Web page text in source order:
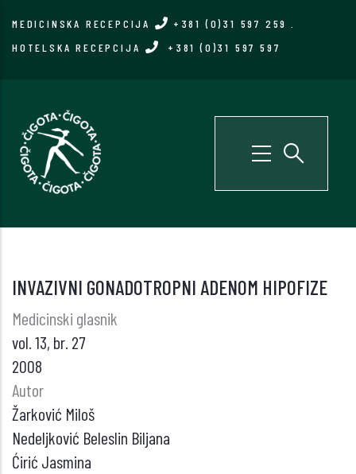
MEDICINSKA RECEPCIJA +381 (0)31 597 259
HOTELSKA RECEPCIJA
+381 (0)31 597 597
INVAZIVNI GONADOTROPNI ADENOM HIPOFIZE
Medicinski glasnik
vol. 13, br. 27
2008
Autor
Žarković Miloš
Nedeljković Beleslin Biljana
Ćirić Jasmina